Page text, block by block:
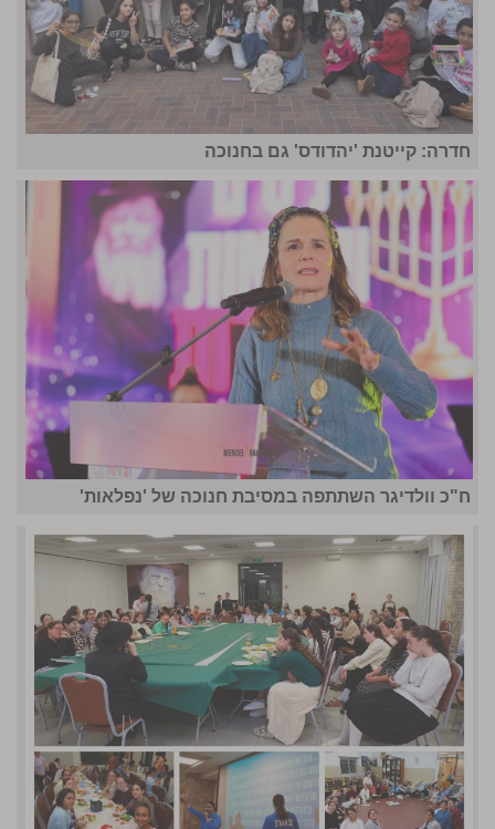
חדרה: קייטנת 'יהדודס' גם בחנוכה
ח"כ וולדיגר השתתפה במסיבת חנוכה של 'נפלאות'